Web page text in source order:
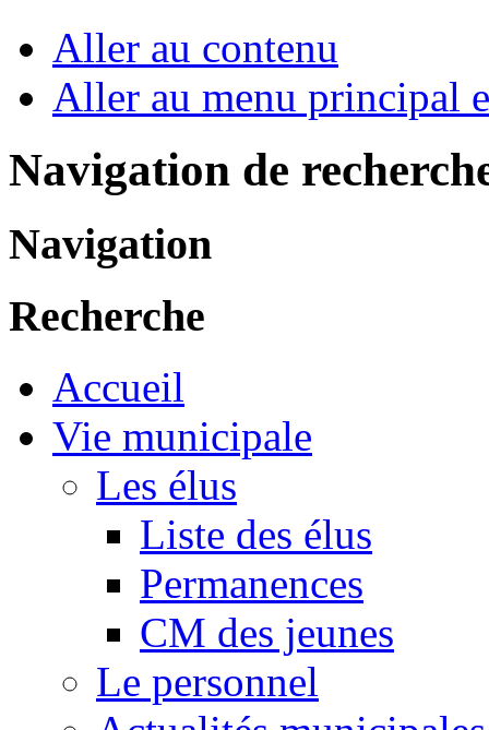
Aller au contenu
Aller au menu principal
Navigation de
Navigation
Recherche
Accueil
Vie municipale
Les élus
Liste des élus
Permanences
CM des jeunes
Le personnel